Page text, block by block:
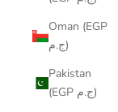
Oman (EGP
ج.م)
Pakistan
(EGP ج.م)